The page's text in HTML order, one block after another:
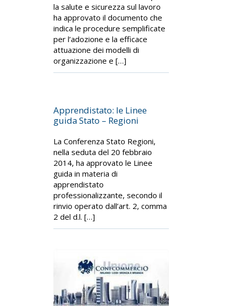
la salute e sicurezza sul lavoro
ha approvato il documento che
indica le procedure semplificate
per l’adozione e la efficace
attuazione dei modelli di
organizzazione e […]
Apprendistato: le Linee
guida Stato – Regioni
La Conferenza Stato Regioni,
nella seduta del 20 febbraio
2014, ha approvato le Linee
guida in materia di
apprendistato
professionalizzante, secondo il
rinvio operato dall’art. 2, comma
2 del d.l. […]